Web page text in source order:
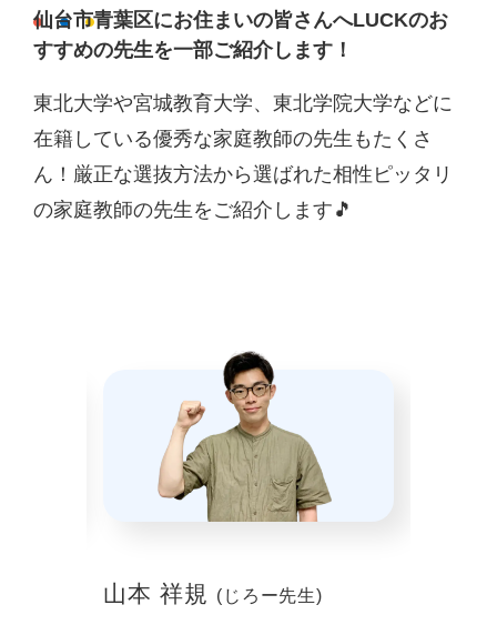
仙台市青葉区にお住まいの皆さんへLUCKのお
すすめの先生を一部ご紹介します！
東北大学や宮城教育大学、東北学院大学などに
在籍している優秀な家庭教師の先生もたくさ
ん！厳正な選抜方法から選ばれた相性ピッタリ
の家庭教師の先生をご紹介します🎵
山本 祥規 (じろー先生)